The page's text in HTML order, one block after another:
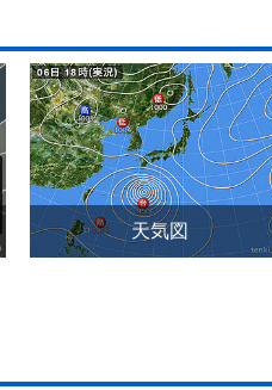
天気図